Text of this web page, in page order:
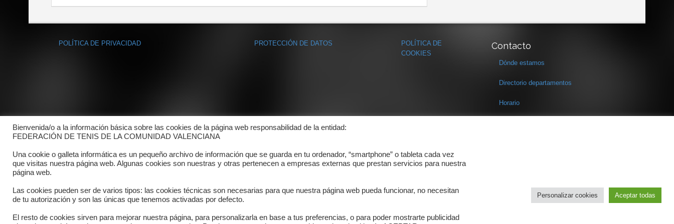
POLÍTICA DE PRIVACIDAD PROTECCIÓN DE DATOS
POLÍTICA DE
COOKIES
Contacto
Dónde estamos
Directorio departamentos
Horario
Bienvenida/o a la información básica sobre las cookies de la página web responsabilidad de la entidad:
FEDERACIÓN DE TENIS DE LA COMUNIDAD VALENCIANA
Una cookie o galleta informática es un pequeño archivo de información que se guarda en tu ordenador, “smartphone” o tableta cada vez
que visitas nuestra página web. Algunas cookies son nuestras y otras pertenecen a empresas externas que prestan servicios para nuestra
página web.
Las cookies pueden ser de varios tipos: las cookies técnicas son necesarias para que nuestra página web pueda funcionar, no necesitan
de tu autorización y son las únicas que tenemos activadas por defecto.
El resto de cookies sirven para mejorar nuestra página, para personalizarla en base a tus preferencias, o para poder mostrarte publicidad
Personalizar cookies Aceptar todas